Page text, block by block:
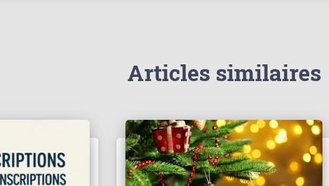
Articles similaires